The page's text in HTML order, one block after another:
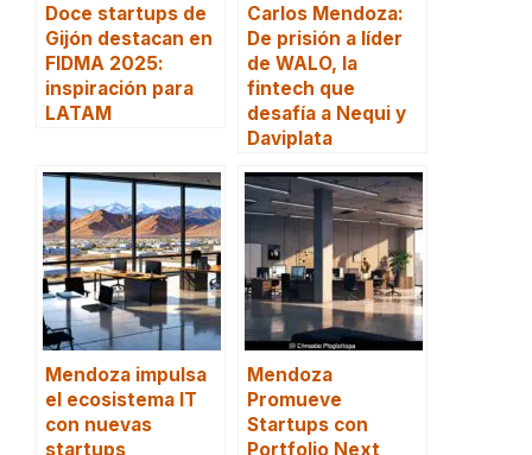
Doce startups de
Gijón destacan en
FIDMA 2025:
inspiración para
LATAM
Carlos Mendoza:
De prisión a líder
de WALO, la
fintech que
desafía a Nequi y
Daviplata
Mendoza impulsa
el ecosistema IT
con nuevas
startups
Mendoza
Promueve
Startups con
Portfolio Next